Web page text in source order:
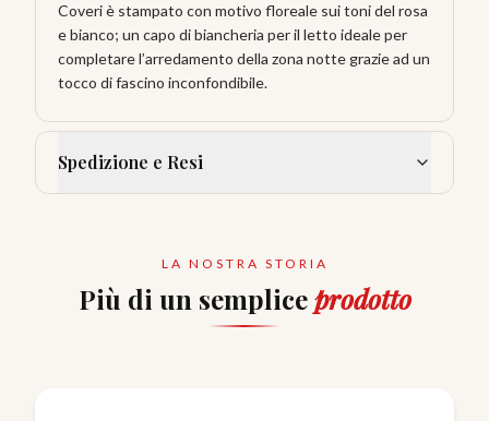
Coveri è stampato con motivo floreale sui toni del rosa
e bianco; un capo di biancheria per il letto ideale per
completare l’arredamento della zona notte grazie ad un
tocco di fascino inconfondibile.
Spedizione e Resi
LA NOSTRA STORIA
Più di un sempliceprodotto